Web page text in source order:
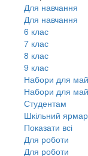
Для навчання
Для навчання
6 клас
7 клас
8 клас
9 клас
Набори для
Набори для
Студентам
Шкільний
Показати всі
Для роботи
Для роботи